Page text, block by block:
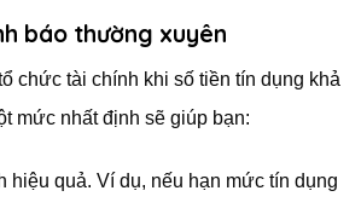
báo thường xuyên
chức tài chính khi số tiền tín dụng khả
mức nhất định sẽ giúp bạn:
hiệu quả. Ví dụ, nếu hạn mức tín dụng